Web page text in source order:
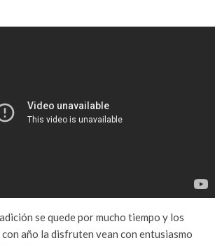
se quede por mucho tiempo y los
año la disfruten vean con entusiasmo